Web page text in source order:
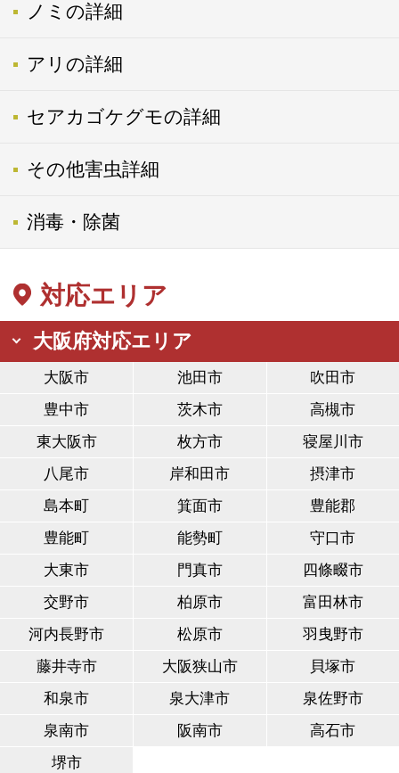
ノミの詳細
アリの詳細
セアカゴケグモの詳細
その他害虫詳細
消毒・除菌
対応エリア
大阪府対応エリア
大阪市 池田市
吹田市
豊中市
茨木市
高槻市
東大阪市
枚方市
寝屋川市
八尾市
岸和田市
摂津市
島本町
箕面市
豊能郡
豊能町
能勢町
守口市
大東市
門真市
四條畷市
交野市
柏原市
富田林市
河内長野市
松原市
羽曳野市
藤井寺市
大阪狭山市
貝塚市
和泉市
泉大津市
泉佐野市
泉南市
阪南市
高石市
堺市